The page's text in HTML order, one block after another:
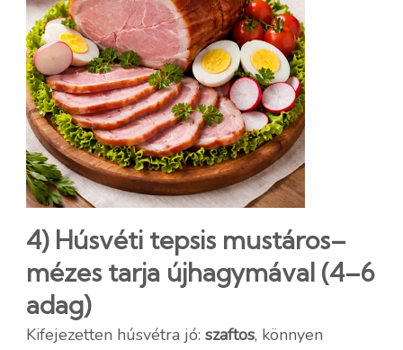
4) Húsvéti tepsis mustáros–
mézes tarja újhagymával (4–6
adag)
Kifejezetten húsvétra jó: szaftos, könnyen